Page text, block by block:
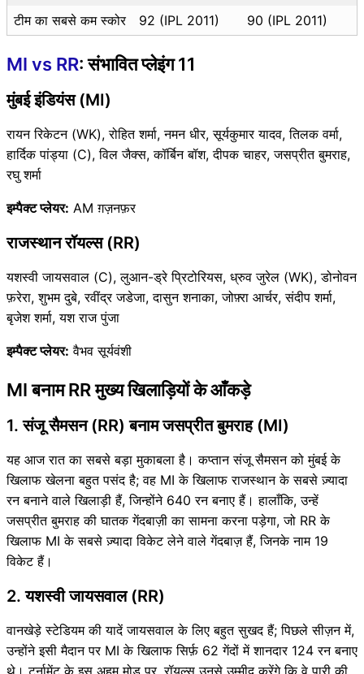
टीम का सबसे कम स्कोर 92 (IPL 2011) 90 (IPL 2011)
MI vs RR: संभावित प्लेइंग 11
मुंबई इंडियंस (MI)
रायन रिकेटन (WK), रोहित शर्मा, नमन धीर, सूर्यकुमार यादव, तिलक वर्मा,
हार्दिक पांड्या (C), विल जैक्स, कॉर्बिन बॉश, दीपक चाहर, जसप्रीत बुमराह,
रघु शर्मा
इम्पैक्ट प्लेयर: AM ग़ज़नफ़र
राजस्थान रॉयल्स (RR)
यशस्वी जायसवाल (C), लुआन-ड्रे प्रिटोरियस, ध्रुव जुरेल (WK), डोनोवन
फ़रेरा, शुभम दुबे, रवींद्र जडेजा, दासुन शनाका, जोफ़्रा आर्चर, संदीप शर्मा,
बृजेश शर्मा, यश राज पुंजा
इम्पैक्ट प्लेयर: वैभव सूर्यवंशी
MI बनाम RR मुख्य खिलाड़ियों के आँकड़े
1. संजू सैमसन (RR) बनाम जसप्रीत बुमराह (MI)
यह आज रात का सबसे बड़ा मुकाबला है। कप्तान संजू सैमसन को मुंबई के
खिलाफ खेलना बहुत पसंद है; वह MI के खिलाफ राजस्थान के सबसे ज़्यादा
रन बनाने वाले खिलाड़ी हैं, जिन्होंने 640 रन बनाए हैं। हालाँकि, उन्हें
जसप्रीत बुमराह की घातक गेंदबाज़ी का सामना करना पड़ेगा, जो RR के
खिलाफ MI के सबसे ज़्यादा विकेट लेने वाले गेंदबाज़ हैं, जिनके नाम 19
विकेट हैं।
2. यशस्वी जायसवाल (RR)
वानखेड़े स्टेडियम की यादें जायसवाल के लिए बहुत सुखद हैं; पिछले सीज़न में,
उन्होंने इसी मैदान पर MI के खिलाफ सिर्फ़ 62 गेंदों में शानदार 124 रन बनाए
थे। टूर्नामेंट के इस अहम मोड़ पर, रॉयल्स उनसे उम्मीद करेंगे कि वे पारी की